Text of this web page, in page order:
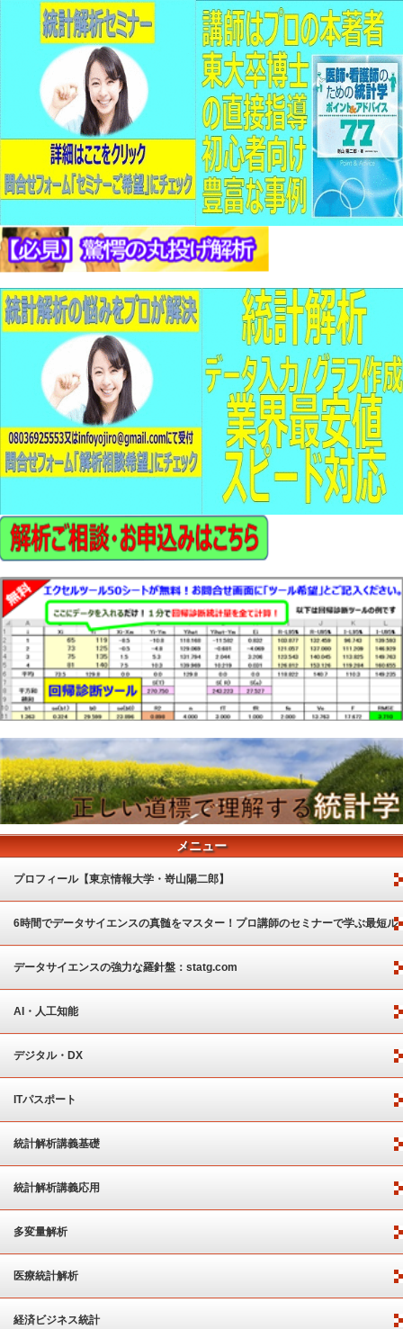
メニュー
プロフィール【東京情報大学・嵜山陽二郎】
6時間でデータサイエンスの真髄をマスター！プロ講師のセミナーで学ぶ最短ル
ート
データサイエンスの強力な羅針盤：statg.com
AI・人工知能
デジタル・DX
ITパスポート
統計解析講義基礎
統計解析講義応用
多変量解析
医療統計解析
経済ビジネス統計